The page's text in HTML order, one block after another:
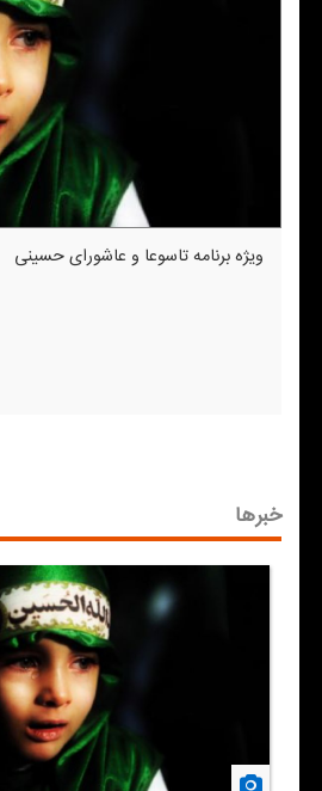
ویژه برنامه تاسوعا و عاشورای حسینی
خبرها